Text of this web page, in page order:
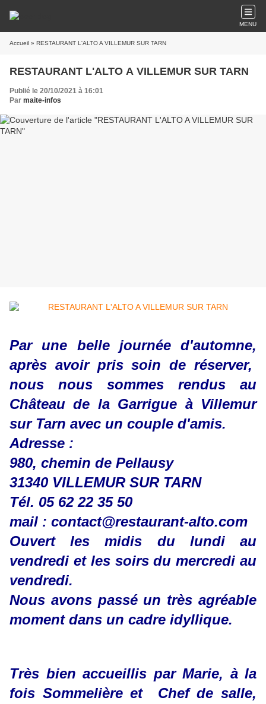
MENU
Accueil » RESTAURANT L'ALTO A VILLEMUR SUR TARN
RESTAURANT L'ALTO A VILLEMUR SUR TARN
Publié le 20/10/2021 à 16:01
Par maite-infos
Par une belle journée d'automne,
après avoir pris soin de réserver,
nous nous sommes rendus au
Château de la Garrigue à Villemur
sur Tarn avec un couple d'amis.
Adresse :
980, chemin de Pellausy
31340 VILLEMUR SUR TARN
Tél. 05 62 22 35 50
mail : contact@restaurant-alto.com
Ouvert les midis du lundi au
vendredi et les soirs du mercredi au
vendredi.
Nous avons passé un très agréable
moment dans un cadre idyllique.
Très bien accueillis par Marie, à la
fois Sommelière et Chef de salle,